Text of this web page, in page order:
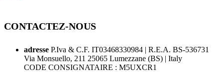
CONTACTEZ-NOUS
adresse P.Iva & C.F. IT03468330984 | R.E.A. BS-536731
Via Monsuello, 211 25065 Lumezzane (BS) | Italy
CODE CONSIGNATAIRE : M5UXCR1